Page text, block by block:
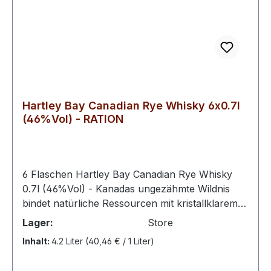
Hartley Bay Canadian Rye Whisky 6x0.7l
(46%Vol) - RATION
6 Flaschen Hartley Bay Canadian Rye Whisky
0.7l (46%Vol) - Kanadas ungezähmte Wildnis
bindet natürliche Ressourcen mit kristallklarem
Wasser – beste Voraussetzungen für den
vielfältigen Genuss dieses Whiskys. Der Hartley
Bay Canadian Rye Whisky wurde in der
Lager: Store
Inhalt: 4.2 Liter (40,46 € / 1 Liter)